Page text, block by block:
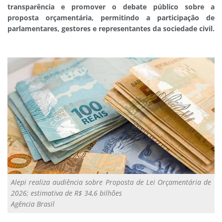
transparência e promover o debate público sobre a
proposta orçamentária, permitindo a participação de
parlamentares, gestores e representantes da sociedade civil.
Alepi realiza audiência sobre Proposta de Lei Orçamentária de
2026; estimativa de R$ 34,6 bilhões
Agência Brasil